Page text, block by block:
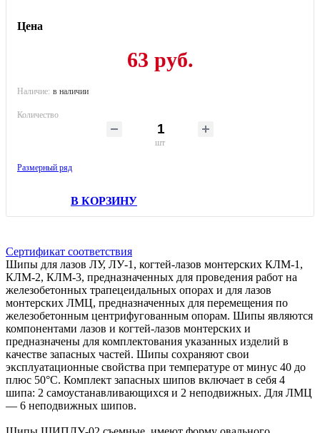
Цена
63 руб.
Наличие: в наличии
Количество
шт
Размерный ряд
В КОРЗИНУ
Сертификат соответствия
Шипы для лазов ЛУ, ЛУ-1, когтей-лазов монтерских КЛМ-1,
КЛМ-2, КЛМ-3, предназначенных для проведения работ на
железобетонных трапецеидальных опорах и для лазов
монтерских ЛМЦ, предназначенных для перемещения по
железобетонным центрифугованным опорам. Шипы являются
компонентами лазов и когтей-лазов монтерских и
предназначены для комплектования указанных изделий в
качестве запасных частей. Шипы сохраняют свои
эксплуатационные свойства при температуре от минус 40 до
плюс 50°С. Комплект запасных шипов включает в себя 4
шипа: 2 самоустанавливающихся и 2 неподвижных. Для ЛМЦ
— 6 неподвижных шипов.